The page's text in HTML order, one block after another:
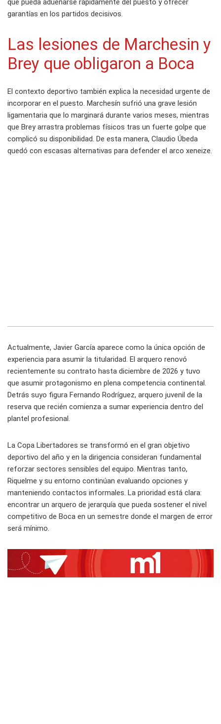
garantías en los partidos decisivos.
Las lesiones de Marchesin y
Brey que obligaron a Boca
El contexto deportivo también explica la necesidad urgente de
incorporar en el puesto. Marchesín sufrió una grave lesión
ligamentaria que lo marginará durante varios meses, mientras
que Brey arrastra problemas físicos tras un fuerte golpe que
complicó su disponibilidad. De esta manera, Claudio Úbeda
quedó con escasas alternativas para defender el arco xeneize.
Actualmente, Javier García aparece como la única opción de
experiencia para asumir la titularidad. El arquero renovó
recientemente su contrato hasta diciembre de 2026 y tuvo
que asumir protagonismo en plena competencia continental.
Detrás suyo figura Fernando Rodríguez, arquero juvenil de la
reserva que recién comienza a sumar experiencia dentro del
plantel profesional.
La Copa Libertadores se transformó en el gran objetivo
deportivo del año y en la dirigencia consideran fundamental
reforzar sectores sensibles del equipo. Mientras tanto,
Riquelme y su entorno continúan evaluando opciones y
manteniendo contactos informales. La prioridad está clara:
encontrar un arquero de jerarquía que pueda sostener el nivel
competitivo de Boca en un semestre donde el margen de error
será mínimo.